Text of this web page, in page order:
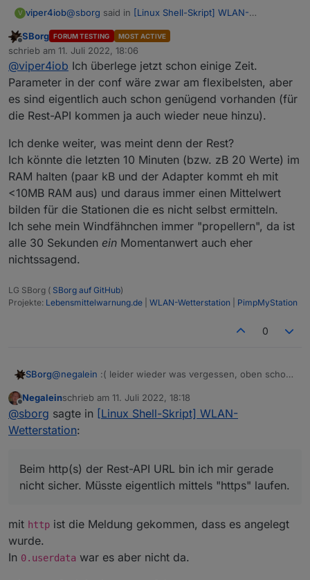
ws_updater.beta
wetterstation.conf.temp
V viper4iob@sborg said in [Linux Shell-Skript] WLAN-
@ viper4iobIch habe jetzt mal die beiden 10min-
Werte eingebaut, in der Simulation funktioniert
es auch.
Wenn ich es schaffe lade ich es noch heute
zum testen auf GitHub hoch :)
...spätestens (hoffentlich) dann morgen...
Vielen Dank für die schnelle Umsetzung.
Dann hätte ich doch noch mal eine Idee. Ich habe mir
mal die 10 min Durchschnittswerte angeschaut.
Und gerade bei der Windrichtung bügelt das das
Luft oder vielleicht schlechtes Design ganz gut aus.
In einem Graphen sieht es auf jeden Fall deutlich
besser aus.
Die Frage wäre jetzt, ob man eine Option in die
config einbauen könnte, dass zu den externen
Diensten wiewetter.comoder OpensenseMap ...
wird. Für die Windrichtung würde das Sinn machen,
denke ich. Bei der Wind-Geschwindigkeit bin ich mir
nicht so sicher. Eventuell macht es Sinn für beide
das jeder selbst entscheiden.
Ich sammle jetzt mal bis morgen die Daten, dann
kann ich vielleicht mal Screenshots von Graphen aus
Offline
SBorg FORUM TESTING MOST ACTIVE
schrieb am 11. Juli 2022, 18:06
zuletzt editiert von
@viper4iob Ich überlege jetzt schon einige Zeit.
Parameter in der conf wäre zwar am flexibelsten, aber
es sind eigentlich auch schon genügend vorhanden (für
die Rest-API kommen ja auch wieder neue hinzu).
Ich denke weiter, was meint denn der Rest?
Ich könnte die letzten 10 Minuten (bzw. zB 20 Werte) im
RAM halten (paar kB und der Adapter kommt eh mit
<10MB RAM aus) und daraus immer einen Mittelwert
bilden für die Stationen die es nicht selbst ermitteln.
Ich sehe mein Windfähnchen immer "propellern", da ist
alle 30 Sekunden ein Momentanwert auch eher
nichtssagend.
LG SBorg ( SBorg auf GitHub)
Projekte: Lebensmittelwarnung.de WLAN-Wetterstation PimpMyStation
0
SBorg@negalein :( leider wieder was vergessen, oben schon
...und "ausführbar" machen mittels chmod +x
Beim http(s) der Rest-API URL bin ich mir gerade nicht
Offline
Negaleinschrieb am 11. Juli 2022, 18:18
zuletzt editiert von
@sborg sagte in [Linux Shell-Skript] WLAN-
Wetterstation:
Beim http(s) der Rest-API URL bin ich mir gerade
nicht sicher. Müsste eigentlich mittels "https" laufen.
mit http ist die Meldung gekommen, dass es angelegt
wurde.
In 0.userdata war es aber nicht da.